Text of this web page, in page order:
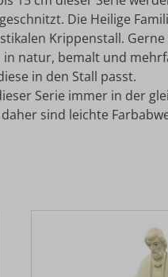
Die Heilige
Krippenstall.
natur, bemalt und
in den Stall passt.
Serie immer in der
sind leichte